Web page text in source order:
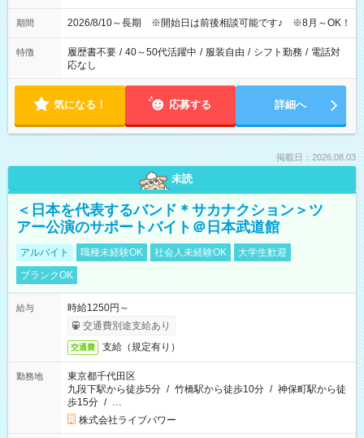
期間 2026/8/10～長期 ※開始日は前後相談可能です♪ ※8月～OK！
特徴 履歴書不要 / 40～50代活躍中 / 服装自由 / シフト勤務 / 電話対
応なし
気になる！ 応募する 詳細へ
掲載日：2026.08.03
未読
＜日本を代表するバンド＊サカナクション＞ツ
アー公演のサポートバイト＠日本武道館
アルバイト 職種未経験OK 社会人未経験OK
大学生歓迎
ブランクOK
給与
時給1250円～
交通費別途支給あり
交通費 支給（規定有り）
勤務地
東京都千代田区
九段下駅から徒歩5分 / 竹橋駅から徒歩10分 / 神保町駅から徒
歩15分 / …
株式会社ライブパワー